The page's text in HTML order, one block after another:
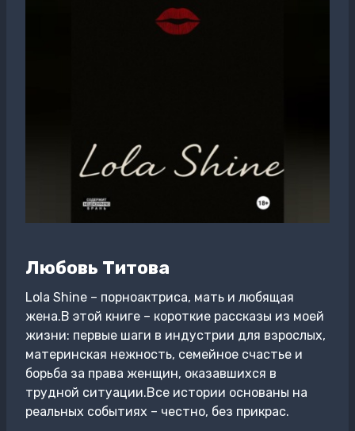
Любовь Титова
Lola Shine – порноактриса, мать и любящая
жена.В этой книге – короткие рассказы из моей
жизни: первые шаги в индустрии для взрослых,
материнская нежность, семейное счастье и
борьба за права женщин, оказавшихся в
трудной ситуации.Все истории основаны на
реальных событиях – честно, без прикрас.